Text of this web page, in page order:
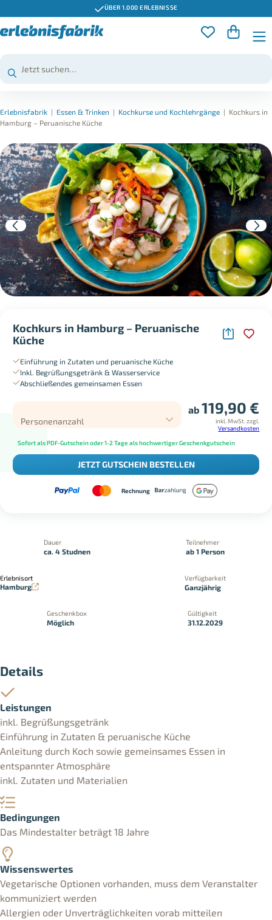
ÜBER 1.000 ERLEBNISSE
Erlebnisfabrik | Essen & Trinken | Kochkurse und Kochlehrgänge | Kochkurs in
Hamburg – Peruanische Küche
Kochkurs in Hamburg – Peruanische
Küche
Einführung in Zutaten und peruanische Küche
Inkl. Begrüßungsgetränk & Wasserservice
Abschließendes gemeinsamen Essen
Personenanzahl
ab119,90 €
inkl. MwSt. zzgl.
Versandkosten
Sofort als PDF-Gutschein oder 1-2 Tage als hochwertiger Geschenkgutschein
JETZT GUTSCHEIN BESTELLEN
Rechnung
Dauer
ca. 4 Studnen
Teilnehmer
ab 1 Person
Erlebnisort
Hamburg
Verfügbarkeit
Ganzjährig
Geschenkbox
Möglich
Gültigkeit
31.12.2029
Details
Leistungen
inkl. Begrüßungsgetränk
Einführung in Zutaten & peruanische Küche
Anleitung durch Koch sowie gemeinsames Essen in
entspannter Atmosphäre
inkl. Zutaten und Materialien
Bedingungen
Das Mindestalter beträgt 18 Jahre
Wissenswertes
Vegetarische Optionen vorhanden, muss dem Veranstalter
kommuniziert werden
Allergien oder Unverträglichkeiten vorab mitteilen